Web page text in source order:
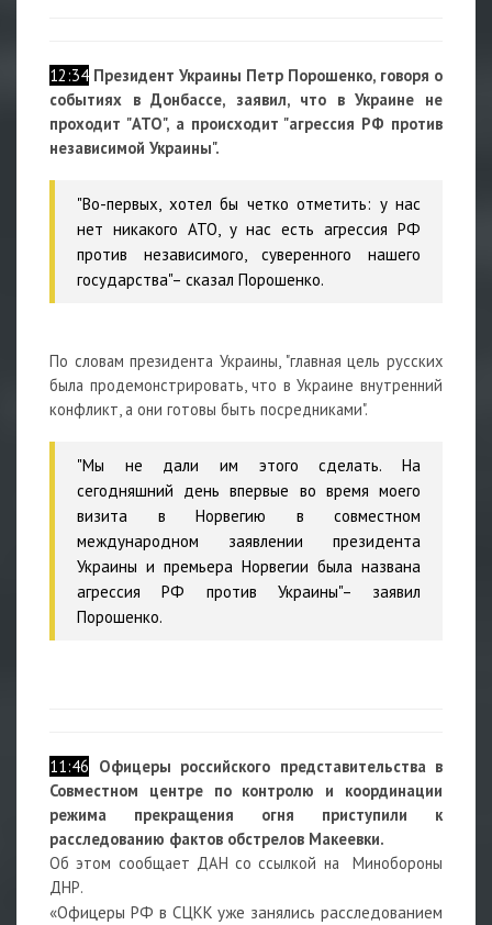
12:34 Президент Украины Петр Порошенко, говоря о
событиях в Донбассе, заявил, что в Украине не
проходит "АТО", а происходит "агрессия РФ против
независимой Украины".
"Во-первых, хотел бы четко отметить: у нас
нет никакого АТО, у нас есть агрессия РФ
против независимого, суверенного нашего
государства"– сказал Порошенко.
По словам президента Украины, "главная цель русских
была продемонстрировать, что в Украине внутренний
конфликт, а они готовы быть посредниками".
"Мы не дали им этого сделать. На
сегодняшний день впервые во время моего
визита в Норвегию в совместном
международном заявлении президента
Украины и премьера Норвегии была названа
агрессия РФ против Украины"– заявил
Порошенко.
11:46 Офицеры российского представительства в
Совместном центре по контролю и координации
режима прекращения огня приступили к
расследованию фактов обстрелов Макеевки.
Об этом сообщает ДАН со ссылкой на Минобороны
ДНР.
«Офицеры РФ в СЦКК уже занялись расследованием